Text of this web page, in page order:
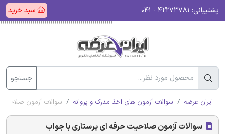
پشتیبانی: سبد خرید
جستجو
ایران عرضه سوالات آزمون های اخذ مدرک و پروانه سوالات آزمون
سوالات آزمون صلاحیت حرفه ای پرستاری با جواب